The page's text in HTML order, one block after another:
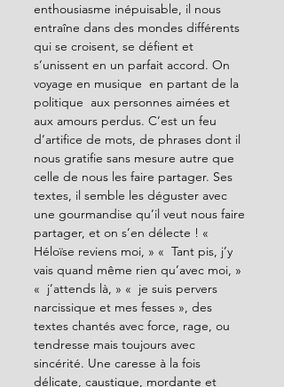
enthousiasme inépuisable, il nous
entraîne dans des mondes différents
qui se croisent, se défient et
s’unissent en un parfait accord. On
voyage en musique  en partant de la
politique  aux personnes aimées et
aux amours perdus. C’est un feu
d’artifice de mots, de phrases dont il
nous gratifie sans mesure autre que
celle de nous les faire partager. Ses
textes, il semble les déguster avec
une gourmandise qu’il veut nous faire
partager, et on s’en délecte ! «
Héloïse reviens moi, » «  Tant pis, j’y
vais quand même rien qu’avec moi, »
«  j’attends là, » «  je suis pervers
narcissique et mes fesses », des
textes chantés avec force, rage, ou
tendresse mais toujours avec
sincérité. Une caresse à la fois
délicate, caustique, mordante et